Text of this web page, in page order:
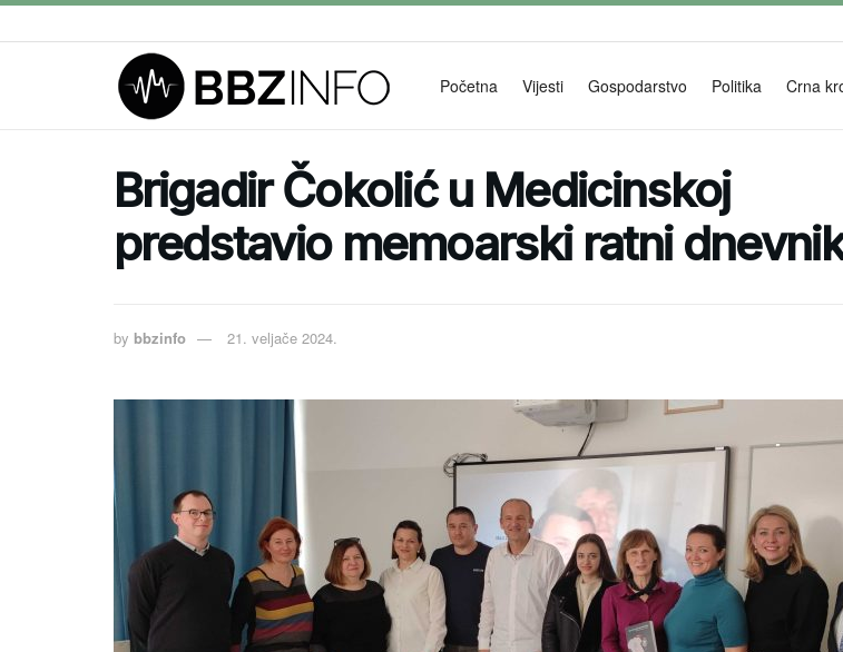
Početna Vijesti Gospodarstvo Politika Crna
Brigadir Čokolić u Medicinskoj
predstavio memoarski ratni
by bbzinfo 21. veljače 2024.